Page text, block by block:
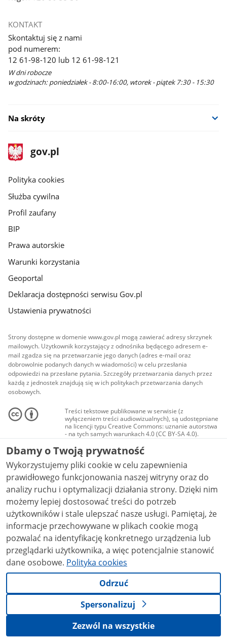
KONTAKT
Skontaktuj się z nami
pod numerem:
12 61-98-120 lub 12 61-98-121
W dni robocze
w godzinach: poniedziałek - 8:00-16:00, wtorek - piątek 7:30 - 15:30
Na skróty
stopka
gov.pl
Strona
gov.pl
gov.pl
Polityka cookies
Służba cywilna
Profil zaufany
BIP
Prawa autorskie
Warunki korzystania
Geoportal
Deklaracja dostępności serwisu Gov.pl
Ustawienia prywatności
Strony dostępne w domenie www.gov.pl mogą zawierać adresy skrzynek
mailowych. Użytkownik korzystający z odnośnika będącego adresem e-
mail zgadza się na przetwarzanie jego danych (adres e-mail oraz
dobrowolnie podanych danych w wiadomości) w celu przesłania
odpowiedzi na przesłane pytania. Szczegóły przetwarzania danych przez
każdą z jednostek znajdują się w ich politykach przetwarzania danych
osobowych.
Treści tekstowe publikowane w serwisie (z
wyłączeniem treści audiowizualnych), są udostępniane
na licencji typu Creative Commons: uznanie autorstwa
- na tych samych warunkach 4.0 (CC BY-SA 4.0).
Materiały audiowizualne, w tym zdjęcia, materiały
audio i wideo, są udostępniane na licencji typu
Creative Commons: uznanie autorstwa użycie
niekomercyjne - bez utworów zależnych 4.0 (CC BY-
NC-ND 4.0), o ile nie jest to stwierdzone inaczej.
Dbamy o Twoją prywatność
Wykorzystujemy pliki cookie w celu zapewnienia
prawidłowego funkcjonowania naszej witryny oraz do
analizy ruchu i optymalizacji działania strony. Dzięki nim
możemy lepiej dostosować treści do potrzeb
użytkowników i stale ulepszać nasze usługi. Pamiętaj, że
informacje przechowywane w plikach cookie mogą
pozwalać na identyfikację konkretnego urządzenia lub
przeglądarki użytkownika, a więc potencjalnie stanowić
dane osobowe. Polityka cookies
Odrzuć
Spersonalizuj
Zezwól na wszystkie